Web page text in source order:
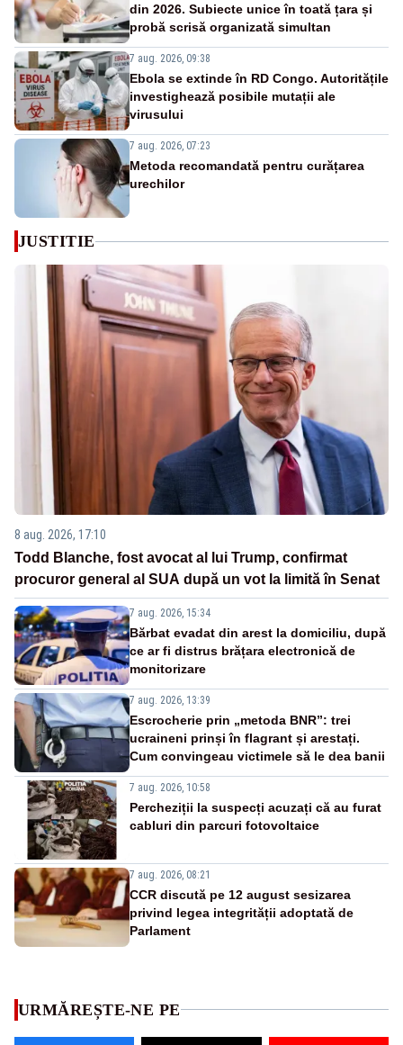
din 2026. Subiecte unice în toată țara și
probă scrisă organizată simultan
7 aug. 2026, 09:38
Ebola se extinde în RD Congo. Autoritățile
investighează posibile mutații ale
virusului
7 aug. 2026, 07:23
Metoda recomandată pentru curățarea
urechilor
JUSTITIE
8 aug. 2026, 17:10
Todd Blanche, fost avocat al lui Trump, confirmat
procuror general al SUA după un vot la limită în Senat
7 aug. 2026, 15:34
Bărbat evadat din arest la domiciliu, după
ce ar fi distrus brățara electronică de
monitorizare
7 aug. 2026, 13:39
Escrocherie prin „metoda BNR”: trei
ucraineni prinși în flagrant și arestați.
Cum convingeau victimele să le dea banii
7 aug. 2026, 10:58
Percheziții la suspecți acuzați că au furat
cabluri din parcuri fotovoltaice
7 aug. 2026, 08:21
CCR discută pe 12 august sesizarea
privind legea integrității adoptată de
Parlament
URMĂREȘTE-NE PE